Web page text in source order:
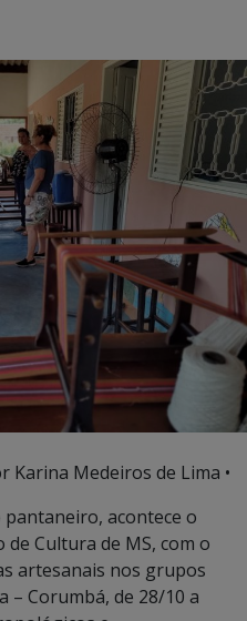
Karina Medeiros de Lima •
pantaneiro, acontece o
Cultura de MS, com o
artesanais nos grupos
– Corumbá, de 28/10 a